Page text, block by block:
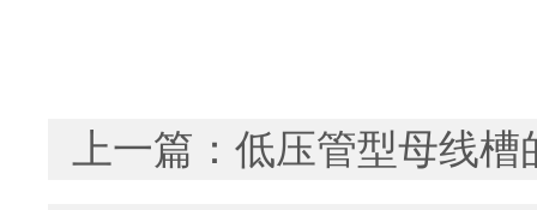
上一篇： 低压管型母线槽